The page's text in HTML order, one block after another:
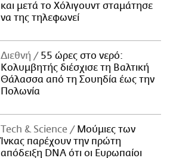
και μετά το Χόλιγουντ σταμάτησε
να της τηλεφωνεί
Διεθνή
55 ώρες στο νερό:
Κολυμβητής διέσχισε τη Βαλτική
Θάλασσα από τη Σουηδία έως την
Πολωνία
Τech & Science
Μούμιες των
Ίνκας παρέχουν την πρώτη
απόδειξη DNA ότι οι Ευρωπαίοι